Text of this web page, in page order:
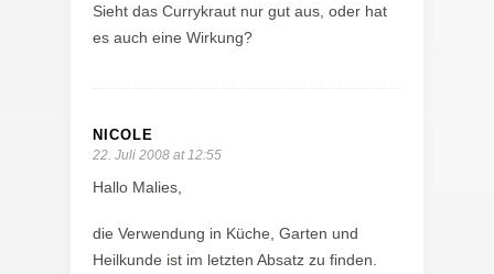
Sieht das Currykraut nur gut aus, oder hat
es auch eine Wirkung?
NICOLE
22. Juli 2008 at 12:55
Hallo Malies,
die Verwendung in Küche, Garten und
Heilkunde ist im letzten Absatz zu finden.